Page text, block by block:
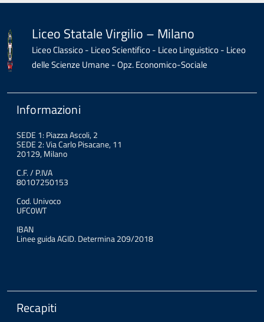
Liceo Statale Virgilio – Milano
Liceo Classico - Liceo Scientifico - Liceo Linguistico - Liceo
delle Scienze Umane - Opz. Economico-Sociale
Informazioni
SEDE 1: Piazza Ascoli, 2
SEDE 2: Via Carlo Pisacane, 11
20129, Milano
C.F. / P.IVA
80107250153
Cod. Univoco
UFC0WT
IBAN
Linee guida AGID. Determina 209/2018
Recapiti